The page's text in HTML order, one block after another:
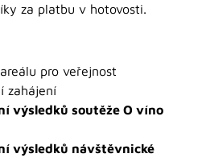
za platbu v hotovosti.
pro veřejnost
zahájení
výsledků soutěže O víno
výsledků návštěvnické